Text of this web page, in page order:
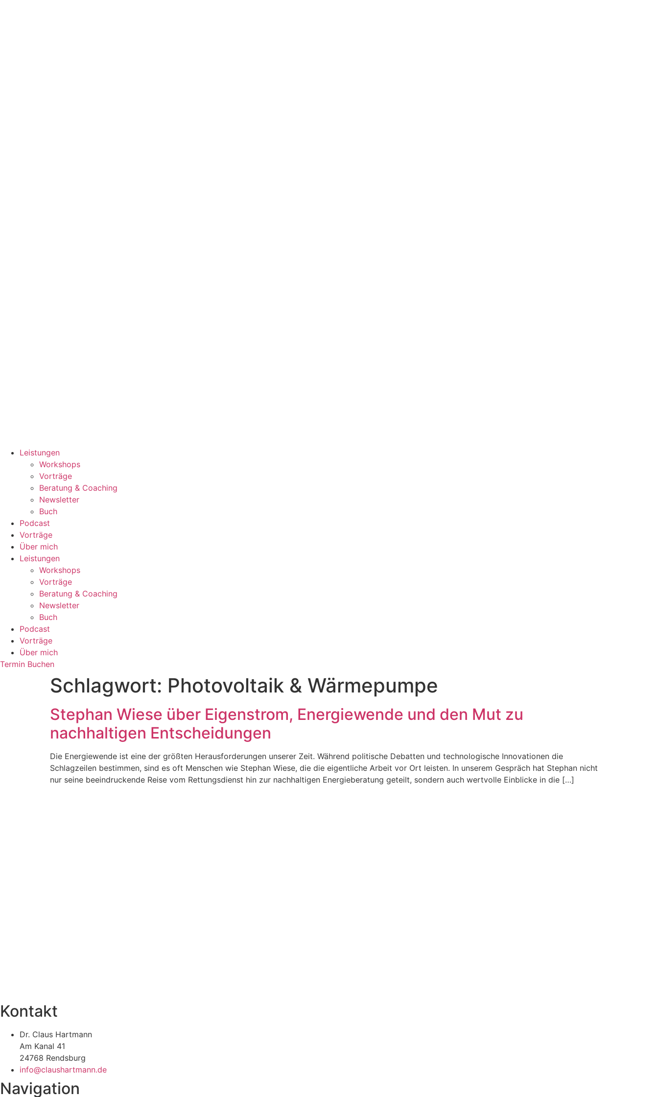
Leistungen
Workshops
Vorträge
Beratung & Coaching
Newsletter
Buch
Podcast
Vorträge
Über mich
Leistungen
Workshops
Vorträge
Beratung & Coaching
Newsletter
Buch
Podcast
Vorträge
Über mich
Termin Buchen
Schlagwort: Photovoltaik & Wärmepumpe
Stephan Wiese über Eigenstrom, Energiewende und den Mut zu
nachhaltigen Entscheidungen
Die Energiewende ist eine der größten Herausforderungen unserer Zeit. Während politische Debatten und technologische Innovationen die
Schlagzeilen bestimmen, sind es oft Menschen wie Stephan Wiese, die die eigentliche Arbeit vor Ort leisten. In unserem Gespräch hat Stephan nicht
nur seine beeindruckende Reise vom Rettungsdienst hin zur nachhaltigen Energieberatung geteilt, sondern auch wertvolle Einblicke in die […]
Kontakt
Dr. Claus Hartmann
Am Kanal 41
24768 Rendsburg
info@claushartmann.de
Navigation